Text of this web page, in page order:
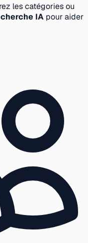
les catégories ou
IA pour aider